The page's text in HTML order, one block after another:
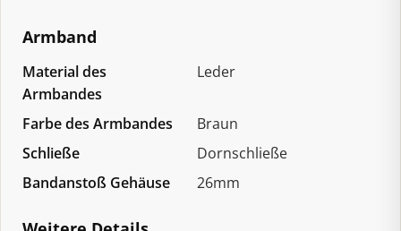
Armband
Material des
Armbandes
Leder
Farbe des Armbandes
Braun
Schließe
Dornschließe
Bandanstoß Gehäuse
26mm